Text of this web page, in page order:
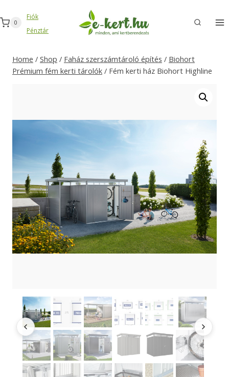
to
content
0
Fiók
Pénztár
Home / Shop / Faház szerszámtároló építés / Biohort
Prémium fém kerti tárolók / Fém kerti ház Biohort Highline